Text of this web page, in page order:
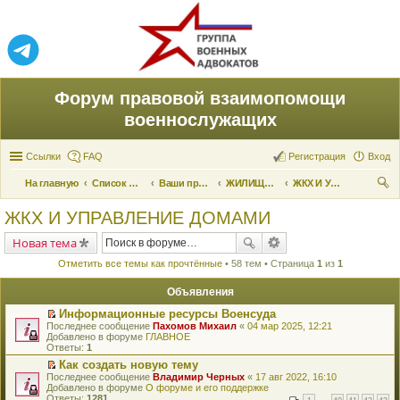
Форум правовой взаимопомощи
военнослужащих
Ссылки FAQ Вход
Регистрация
На главную Список форумов Ваши права и их реализация ЖИЛИЩНЫЕ ВОПРОСЫ
ЖКХ И УПРАВЛЕНИЕ ДОМАМИ
ЖКХ И УПРАВЛЕНИЕ ДОМАМИ
Новая тема
Отметить все темы как прочтённые• 58 тем • Страница 1 из 1
Объявления
П
е
р
е
й
т
и
Информационные ресурсы Военсуда
Последнее сообщение Пахомов Михаил « 04 мар 2025, 12:21
Добавлено в форуме ГЛАВНОЕ
Ответы: 1
П
е
р
Как создать новую тему
Последнее сообщение Владимир Черных « 17 авг 2022, 16:10
Добавлено в форуме О форуме и его поддержке